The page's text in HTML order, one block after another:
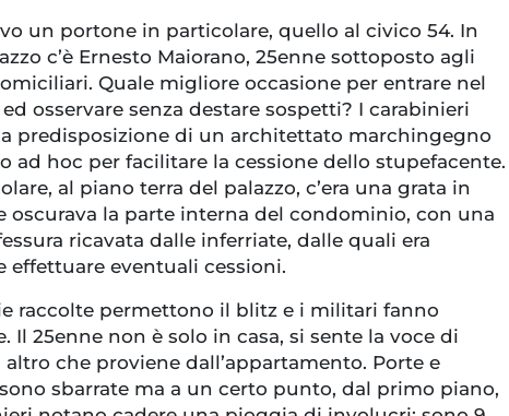
un portone in particolare, quello al civico 54. In
c’è Ernesto Maiorano, 25enne sottoposto agli
Quale migliore occasione per entrare nel
osservare senza destare sospetti? I carabinieri
predisposizione di un architettato marchingegno
ad hoc per facilitare la cessione dello stupefacente.
al piano terra del palazzo, c’era una grata in
oscurava la parte interna del condominio, con una
ricavata dalle inferriate, dalle quali era
effettuare eventuali cessioni.
raccolte permettono il blitz e i militari fanno
Il 25enne non è solo in casa, si sente la voce di
che proviene dall’appartamento. Porte e
sbarrate ma a un certo punto, dal primo piano,